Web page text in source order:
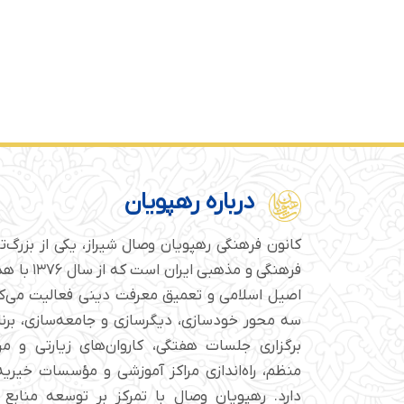
درباره رهپویان
کانون فرهنگی رهپویان وصال شیراز، یکی از
فرهنگی و
اصیل اسلامی و تعمیق معرفت دینی فعالیت
سه محور خودسازی، دیگرسازی و جامعه‌سازی،
برگزاری جلسات هفتگی، کاروان‌های زیارتی و
منظم، راه‌اندازی مراکز آموزشی و مؤسسات
دارد. رهپویان وصال با تمرکز بر توسعه منابع